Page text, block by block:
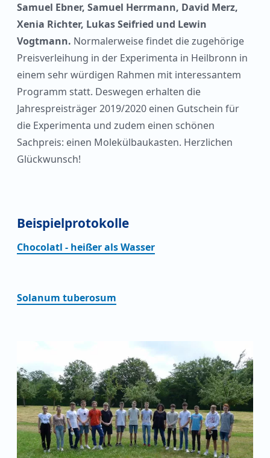
Samuel Ebner, Samuel Herrmann, David Merz,
Xenia Richter, Lukas Seifried und Lewin
Vogtmann. Normalerweise findet die zugehörige
Preisverleihung in der Experimenta in Heilbronn in
einem sehr würdigen Rahmen mit interessantem
Programm statt. Deswegen erhalten die
Jahrespreisträger 2019/2020 einen Gutschein für
die Experimenta und zudem einen schönen
Sachpreis: einen Molekülbaukasten. Herzlichen
Glückwunsch!
Beispielprotokolle
Chocolatl - heißer als Wasser
Solanum tuberosum